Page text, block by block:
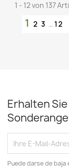
1 - 12 von 137
1 2 3 … 12
Erhalten
Puede darse de baja